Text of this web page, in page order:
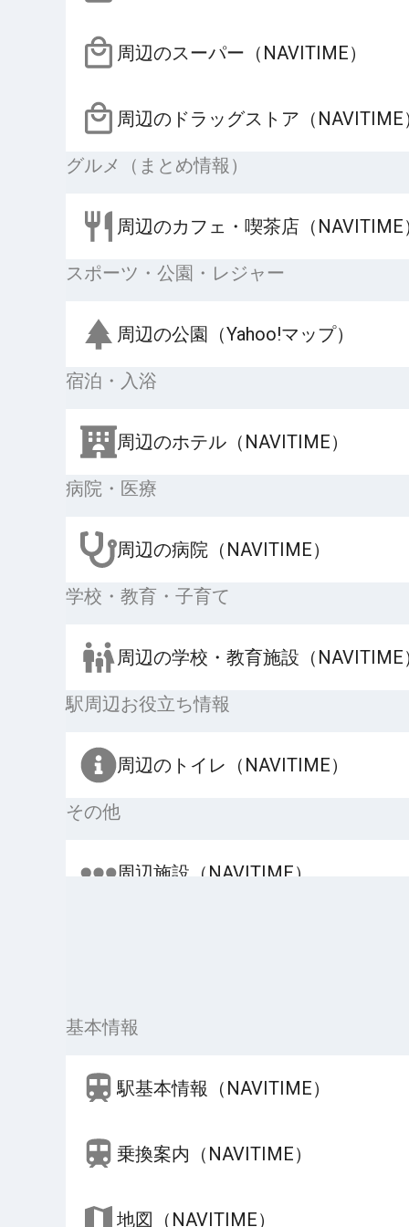
周辺のスーパー（NAVITIME）
周辺のドラッグストア（NAVITIME
グルメ（まとめ情報）
周辺のカフェ・喫茶店（NAVITIME
スポーツ・公園・レジャー
周辺の公園（Yahoo!マップ）
宿泊・入浴
周辺のホテル（NAVITIME）
病院・医療
周辺の病院（NAVITIME）
学校・教育・子育て
周辺の学校・教育施設（NAVITIME
駅周辺お役立ち情報
周辺のトイレ（NAVITIME）
その他
周辺施設（NAVITIME）
基本情報
駅基本情報（NAVITIME）
乗換案内（NAVITIME）
地図（NAVITIME）